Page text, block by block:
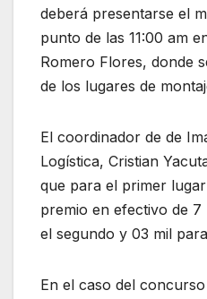
deberá presentarse el
punto de las 11:00 am
Romero Flores, donde
de los lugares de
El coordinador de de
Logística, Cristian
que para el primer
premio en efectivo de
el segundo y 03 mil
En el caso del